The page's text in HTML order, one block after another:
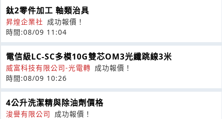
鈦2零件加工 軸類治具
昇煌企業社 成功報價！
時間:08/09 11:04
電信級LC-SC多模10G雙芯OM3光纖跳線3米
威富科技有限公司-光電轉 成功報價！
時間:08/09 10:26
4公升洗潔精與除油劑價格
浚譽有限公司 成功報價！